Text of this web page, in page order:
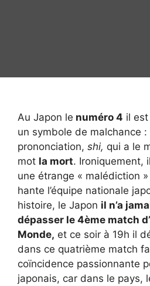
Au Japon le numéro 4 il
un symbole de malchance
prononciation, shi, qui a le
mot la mort. Ironiquement,
une étrange « malédiction
hante l’équipe nationale
histoire, le Japon il n’a
dépasser le 4ème match
Monde, et ce soir à 19h il
dans ce quatrième match
coïncidence passionnante
japonais, car dans le pays,